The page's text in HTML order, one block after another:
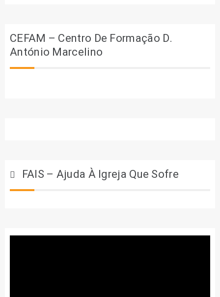
CEFAM – Centro De Formação D.
António Marcelino
FAIS – Ajuda À Igreja Que Sofre